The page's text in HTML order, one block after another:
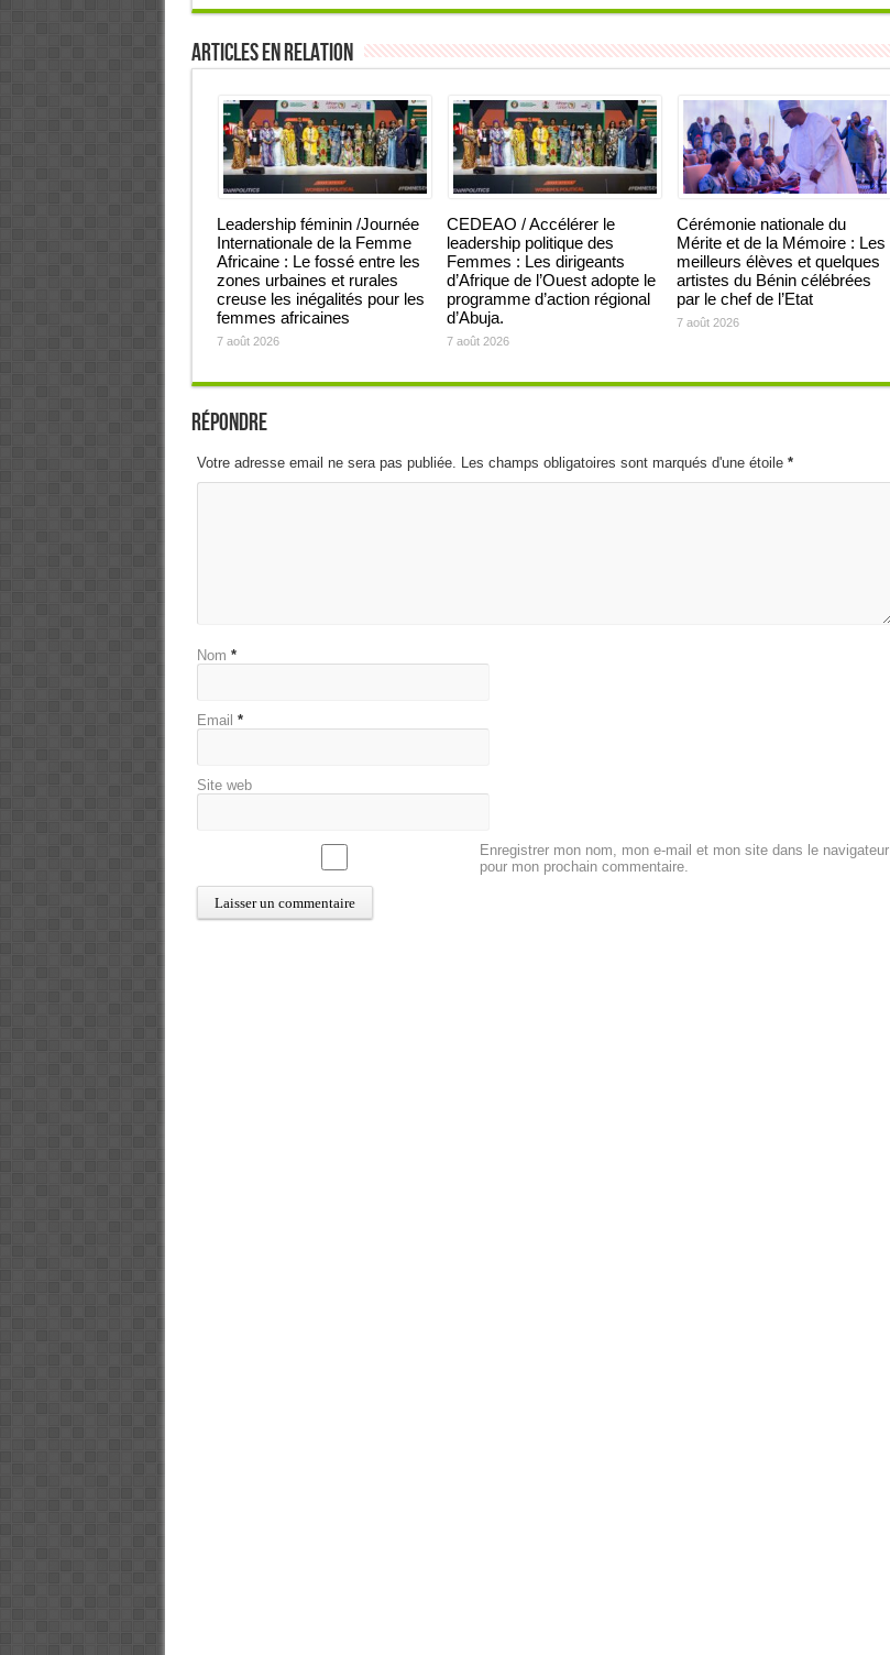
Articles en relation
Leadership féminin /Journée
Internationale de la Femme
Africaine : Le fossé entre les
zones urbaines et rurales
creuse les inégalités pour les
femmes africaines
7 août 2026
CEDEAO / Accélérer le
leadership politique des
Femmes : Les dirigeants
d’Afrique de l’Ouest adopte le
programme d’action régional
d’Abuja.
7 août 2026
Cérémonie nationale du
Mérite et de la Mémoire : Les
meilleurs élèves et quelques
artistes du Bénin célébrées
par le chef de l’Etat
7 août 2026
Répondre
Votre adresse email ne sera pas publiée. Les champs obligatoires sont marqués d'une étoile *
Nom *
Email *
Site web
Enregistrer mon nom, mon e-mail et mon site dans le navigateur
pour mon prochain commentaire.